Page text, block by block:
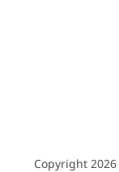
Copyright 2026